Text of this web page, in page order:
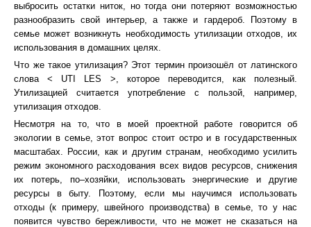
выбросить остатки ниток, но тогда они потеряют возможностью
разнообразить свой интерьер, а также и гардероб. Поэтому в
семье может возникнуть необходимость утилизации отходов, их
использования в домашних целях.
Что же такое утилизация? Этот термин произошёл от латинского
слова < UTI LES >, которое переводится, как полезный.
Утилизацией считается употребление с пользой, например,
утилизация отходов.
Несмотря на то, что в моей проектной работе говорится об
экологии в семье, этот вопрос стоит остро и в государственных
масштабах. России, как и другим странам, необходимо усилить
режим экономного расходования всех видов ресурсов, снижения
их потерь, по–хозяйки, использовать энергические и другие
ресурсы в быту. Поэтому, если мы научимся использовать
отходы (к примеру, швейного производства) в семье, то у нас
появится чувство бережливости, что не может не сказаться на